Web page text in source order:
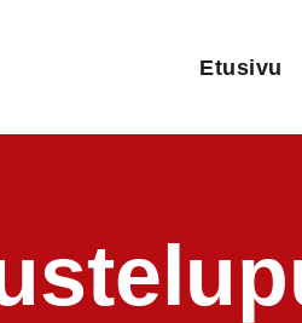
Etusivu